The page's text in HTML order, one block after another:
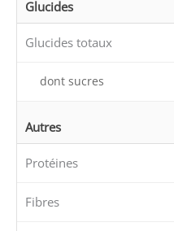
Glucides
Glucides totaux
dont sucres
Autres
Protéines
Fibres